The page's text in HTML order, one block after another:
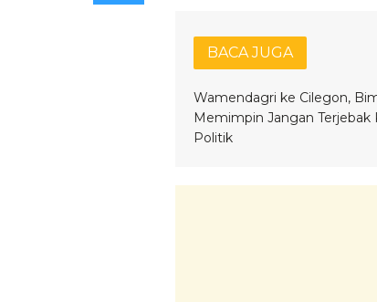
BACA JUGA
Wamendagri ke Cilegon,
Memimpin Jangan Terjebak
Politik